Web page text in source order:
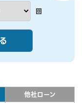
回
他社ローン